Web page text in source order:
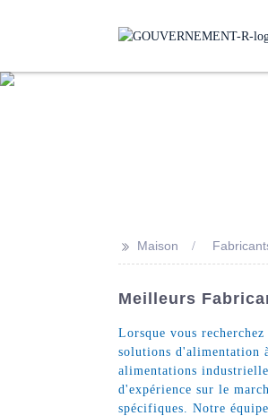
>> Maison
Meilleurs
Lorsque vous
solutions d'alimentation
alimentations
d'expérience sur le
spécifiques. Notre